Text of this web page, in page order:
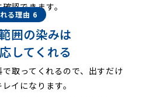
認できます。
る理由 6
囲の染みは
してくれる
取ってくれるので、出すだけ
イになります。